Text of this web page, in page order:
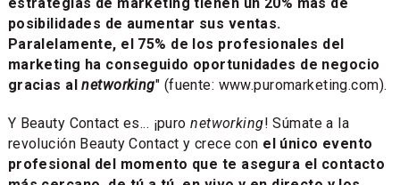
estrategias de marketing tienen un 20% más de
posibilidades de aumentar sus ventas.
Paralelamente, el 75% de los profesionales del
marketing ha conseguido oportunidades de negocio
gracias alnetworking" (fuente: www.puromarketing.com).
Y Beauty Contact es... ¡puronetworking! Súmate a la
revolución Beauty Contact y crece con el único evento
profesional del momento que te asegura el contacto